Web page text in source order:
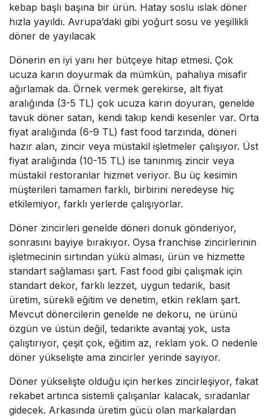
kebap başlı başına bir ürün. Hatay soslu ıslak döner
hızla yayıldı. Avrupa’daki gibi yoğurt sosu ve yeşillikli
döner de yayılacak
Dönerin en iyi yanı her bütçeye hitap etmesi. Çok
ucuza karın doyurmak da mümkün, pahalıya misafir
ağırlamak da. Örnek vermek gerekirse, alt fiyat
aralığında (3-5 TL) çok ucuza karın doyuran, genelde
tavuk döner satan, kendi takıp kendi kesenler var. Orta
fiyat aralığında (6-9 TL) fast food tarzında, döneri
hazır alan, zincir veya müstakil işletmeler çalışıyor. Üst
fiyat aralığında (10-15 TL) ise tanınmış zincir veya
müstakil restoranlar hizmet veriyor. Bu üç kesimin
müşterileri tamamen farklı, birbirini neredeyse hiç
etkilemiyor, farklı yerlerde çalışıyorlar.
Döner zincirleri genelde döneri donuk gönderiyor,
sonrasını bayiye bırakıyor. Oysa franchise zincirlerinin
işletmecinin sırtından yükü alması, ürün ve hizmette
standart sağlaması şart. Fast food gibi çalışmak için
standart dekor, farklı lezzet, uygun tedarik, basit
üretim, sürekli eğitim ve denetim, etkin reklam şart.
Mevcut dönercilerin genelde ne dekoru, ne ürünü
özgün ve üstün değil, tedarikte avantaj yok, usta
çalıştırıyor, çeşit çok, eğitim az, reklam yok. O nedenle
döner yükselişte ama zincirler yerinde sayıyor.
Döner yükselişte olduğu için herkes zincirleşiyor, fakat
rekabet artınca sistemli çalışanlar kalacak, sıradanlar
gidecek. Arkasında üretim gücü olan markalardan